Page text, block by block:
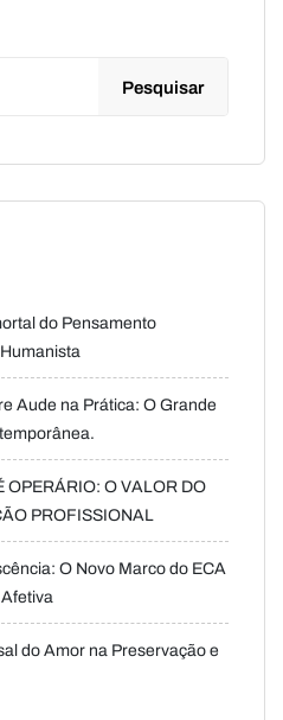
Pesquisar
do Pensamento
Aude na Prática: O Grande
O VALOR DO
PROFISSIONAL
O Novo Marco do ECA
do Amor na Preservação e